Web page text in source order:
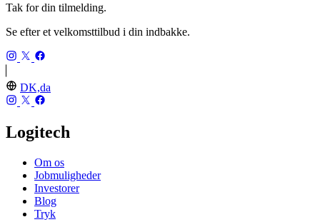
Tak for din tilmelding.
Se efter et velkomsttilbud i din indbakke.
DK,da
Logitech
Om os
Jobmuligheder
Investorer
Blog
Tryk